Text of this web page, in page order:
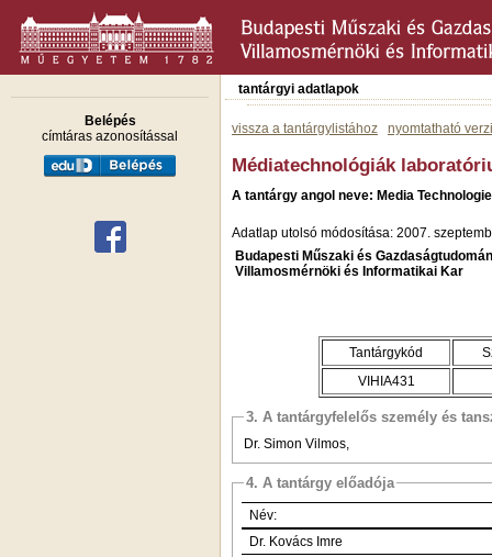
Belépés
címtáras azonosítással
tantárgyi adatlapok
vissza a tantárgylistához nyomtatható
Médiatechnológiák
A tantárgy angol neve: Media
Adatlap utolsó módosítása: 2007.
Budapesti Műszaki és
Villamosmérnöki és Informatikai Kar
Tantárgykód
VIHIA431
3. A tantárgyfelelős személy és
Dr. Simon Vilmos,
4. A tantárgy előadója
Név:
Dr. Kovács Imre